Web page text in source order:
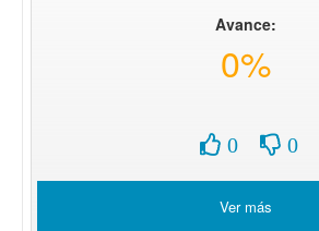
Avance:
0%
0 0
Ver más